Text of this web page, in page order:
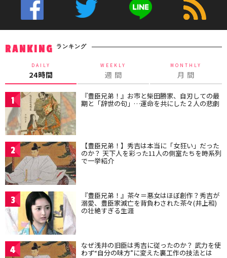
RANKING ランキング
DAILY
24時間
WEEKLY
週 間
MONTHLY
月 間
1 『豊臣兄弟！』お市と柴田勝家、自刃しての最
期と「辞世の句」…運命を共にした２人の悲劇
2 【豊臣兄弟！】秀吉は本当に「女狂い」だった
のか？ 天下人を彩った11人の側室たちを時系列
で一挙紹介
3 『豊臣兄弟！』茶々＝悪女はほぼ創作？秀吉が
溺愛、豊臣家滅亡を背負わされた茶々(井上和)
の壮絶すぎる生涯
4 なぜ浅井の旧臣は秀吉に従ったのか？ 武力を使
わず“自分の味方”に変えた裏工作の技法とは